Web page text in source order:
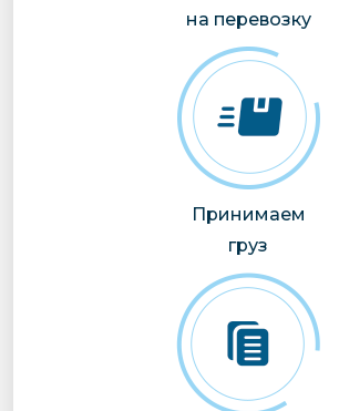
на перевозку
Принимаем
груз